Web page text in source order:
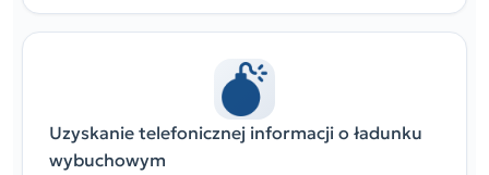
Uzyskanie telefonicznej informacji o ładunku
wybuchowym